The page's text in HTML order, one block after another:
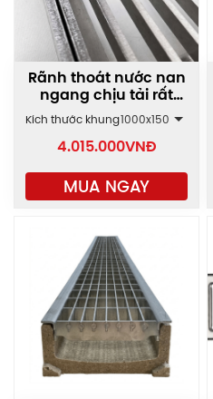
Rãnh thoát nước nan
ngang chịu tải rất
cao GRT-C
Kích thước khung1000x150
4.015.000VNĐ
MUA NGAY